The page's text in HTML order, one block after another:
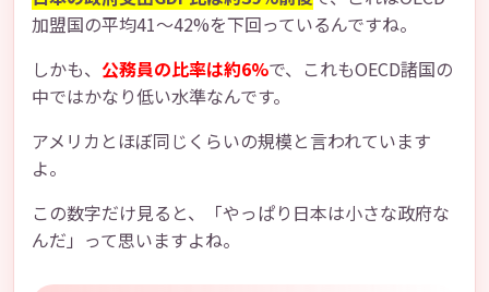
加盟国の平均41～42%を下回っているんですね。
しかも、 公務員の比率は約6%で、これもOECD諸国の
中ではかなり低い水準なんです。
アメリカとほぼ同じくらいの規模と言われています
よ。
この数字だけ見ると、「やっぱり日本は小さな政府な
んだ」って思いますよね。